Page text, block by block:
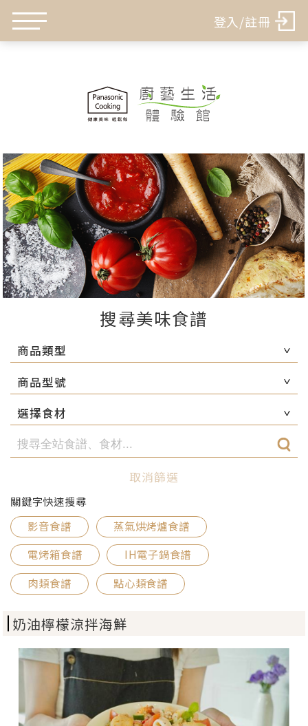
登入/註冊
搜尋美味食譜
商品類型
商品型號
選擇食材
取消篩選
關鍵字快速搜尋
影音食譜
蒸氣烘烤爐食譜
電烤箱食譜
IH電子鍋食譜
肉類食譜
點心類食譜
奶油檸檬涼拌海鮮